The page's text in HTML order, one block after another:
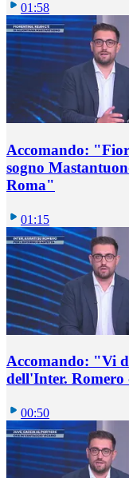
01:58
Accomando:
sogno
Roma"
01:15
Accomando: "Vi
dell'Inter.
00:50